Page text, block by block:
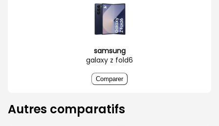
samsung
galaxy z fold6
Comparer
Autres comparatifs